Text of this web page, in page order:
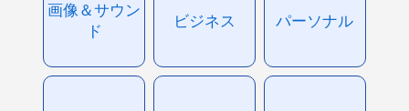
画像＆サウン
ド
ビジネス パーソナル